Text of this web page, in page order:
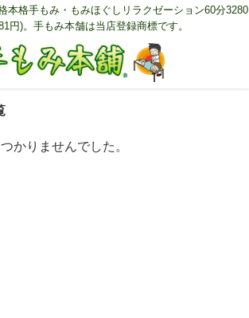
本格手もみ・もみほぐしリラクゼーション60分3280
円)。手もみ本舗は当店登録商標です。
かりませんでした。